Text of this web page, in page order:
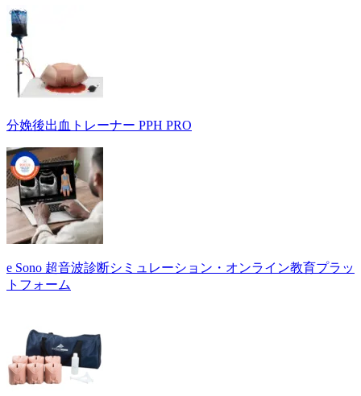
分娩後出血トレーナー PPH PRO
e Sono 超音波診断シミュレーション・オンライン教育プラッ
トフォーム